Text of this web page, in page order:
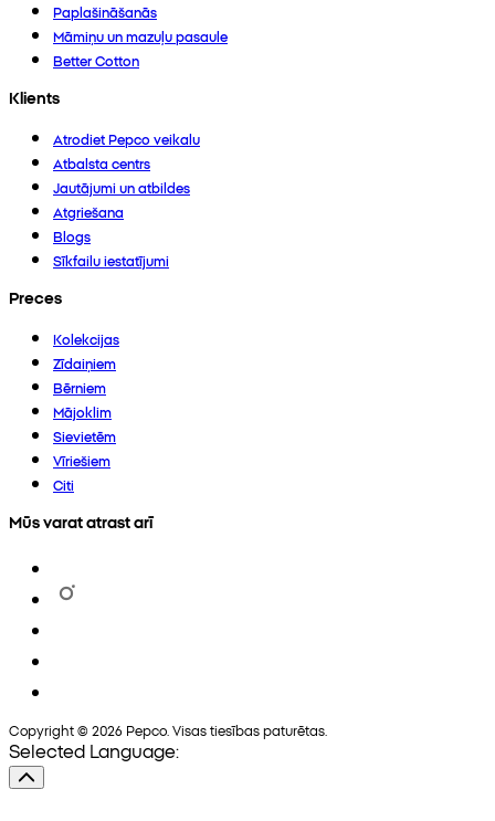
Paplašināšanās
Māmiņu un mazuļu pasaule
Better Cotton
Klients
Atrodiet Pepco veikalu
Atbalsta centrs
Jautājumi un atbildes
Atgriešana
Blogs
Sīkfailu iestatījumi
Preces
Kolekcijas
Zīdaiņiem
Bērniem
Mājoklim
Sievietēm
Vīriešiem
Citi
Mūs varat atrast arī
Copyright © 2026 Pepco. Visas tiesības paturētas.
Selected Language: